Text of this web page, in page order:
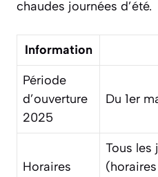
chaudes journées d’été.
Information
Période
d’ouverture
2025
Du 1er
Horaires
Tous les